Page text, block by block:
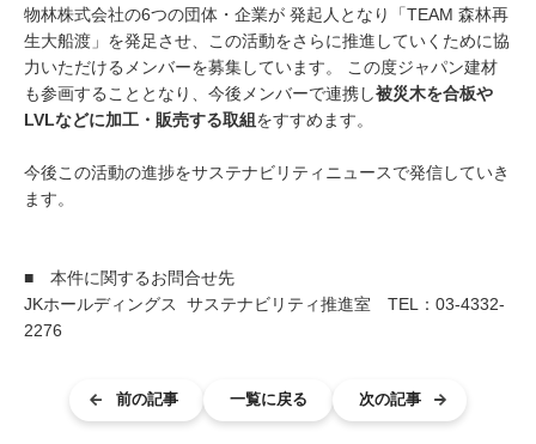
物林株式会社の6つの団体・企業が 発起人となり「TEAM 森林再
生大船渡」を発足させ、この活動をさらに推進していくために協
力いただけるメンバーを募集しています。 この度ジャパン建材
も参画することとなり、今後メンバーで連携し被災木を合板や
LVLなどに加工・販売する取組 をすすめます。
今後この活動の進捗をサステナビリティニュースで発信していき
ます。
■ 本件に関するお問合せ先
JKホールディングス サステナビリティ推進室 TEL：03-4332-
2276
前の記事 一覧に戻る 次の記事